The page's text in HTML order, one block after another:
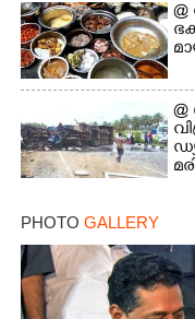
PHOTO GALLERY